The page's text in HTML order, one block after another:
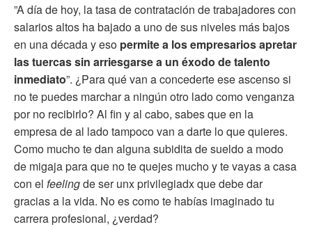
”A día de hoy, la tasa de contratación de trabajadores con
salarios altos ha bajado a uno de sus niveles más bajos
en una década y eso permite a los empresarios apretar
las tuercas sin arriesgarse a un éxodo de talento
inmediato”. ¿Para qué van a concederte ese ascenso si
no te puedes marchar a ningún otro lado como venganza
por no recibirlo? Al fin y al cabo, sabes que en la
empresa de al lado tampoco van a darte lo que quieres.
Como mucho te dan alguna subidita de sueldo a modo
de migaja para que no te quejes mucho y te vayas a casa
con el feelingde ser unx privilegiadx que debe dar
gracias a la vida. No es como te habías imaginado tu
carrera profesional, ¿verdad?